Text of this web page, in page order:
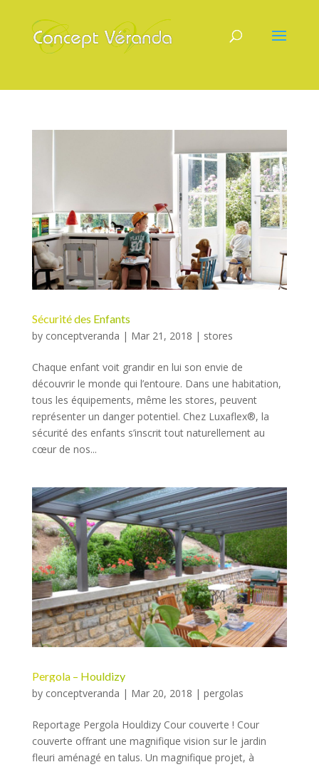
Sécurité des Enfants
by conceptveranda | Mar 21, 2018 | stores
Chaque enfant voit grandir en lui son envie de
découvrir le monde qui l’entoure. Dans une habitation,
tous les équipements, même les stores, peuvent
représenter un danger potentiel. Chez Luxaflex®, la
sécurité des enfants s’inscrit tout naturellement au
cœur de nos...
Pergola – Houldizy
by conceptveranda | Mar 20, 2018 | pergolas
Reportage Pergola Houldizy Cour couverte ! Cour
couverte offrant une magnifique vision sur le jardin
fleuri aménagé en talus. Un magnifique projet, à